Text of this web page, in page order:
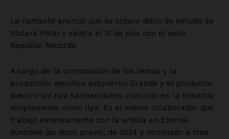
La cantante anunció que su octavo disco de estudio se
titulará Petal y saldrá el 31 de julio con el sello
Republic Records.
A cargo de la composición de los temas y la
producción ejecutiva estuvieron Grande y el productor
sueco-iraní Ilya Salmanzadeh, conocido en la industria
simplemente como Ilya. Es el mismo colaborador que
trabajó extensamente con la artista en Eternal
Sunshine (su disco previo, de 2024 y nominado a tres